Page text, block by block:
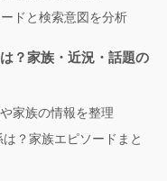
ドと検索意図を分析
？家族・近況・話題の
家族の情報を整理
？家族エピソードまと